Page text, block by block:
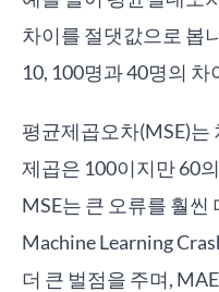
차이를 절댓값으로 봅
10, 100명과 40명의 차
평균제곱오차(MSE)는
제곱은 100이지만 60
MSE는 큰 오류를 훨씬
Machine Learning
더 큰 벌점을 주며,